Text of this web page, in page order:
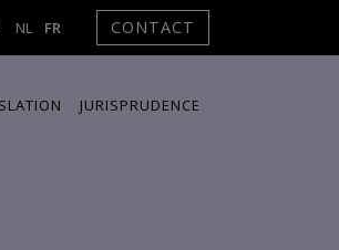
NL FR CONTACT
JURISPRUDENCE